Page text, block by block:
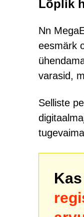
Lõplik
Nn
eesmärk
varasid,
Selliste